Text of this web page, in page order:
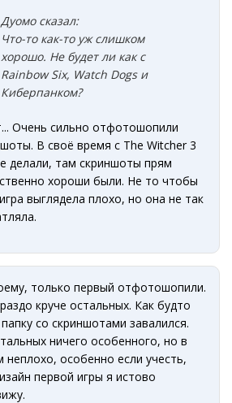
Дуомо сказал:
Что-то как-то уж слишком
хорошо. Не будет ли как с
Rainbow Six, Watch Dogs и
Киберпанком?
Очень сильно отфотошопили
В своё время с The Witcher 3
делали, там скриншоты прям
хороши были. Не то чтобы
выглядела плохо, но она не так
только первый отфотошопили.
круче остальных. Как будто
со скриншотами завалился.
ничего особенного, но в
неплохо, особенно если учесть,
первой игры я истово